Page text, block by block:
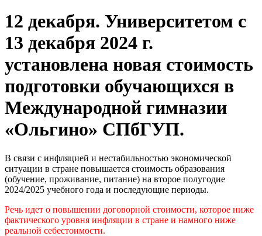
12 декабря. Университетом с
13 декабря 2024 г.
установлена новая стоимость
подготовки обучающихся в
Международной гимназии
«Ольгино» СПбГУП.
В связи с инфляцией и нестабильностью экономической
ситуации в стране повышается стоимость образования
(обучение, проживание, питание) на второе полугодие
2024/2025 учебного года и последующие периоды.
Речь идет о повышении договорной стоимости, которое ниже
фактического уровня инфляции в стране и намного ниже
реальной себестоимости.